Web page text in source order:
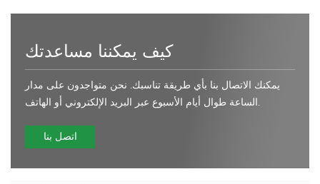
كيف يمكننا مساعدتك
يمكنك الاتصال بنا بأي طريقة تناسبك. نحن متواجدون على مدار
الساعة طوال أيام الأسبوع عبر البريد الإلكتروني أو الهاتف.
اتصل بنا